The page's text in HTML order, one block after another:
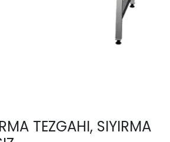
TEZGAHI, SIYIRMA